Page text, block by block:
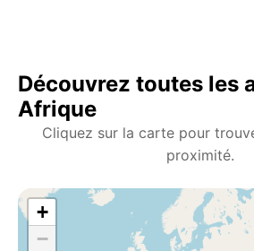
Découvrez toutes les
Afrique
Cliquez sur la carte pour
proximité.
+
−